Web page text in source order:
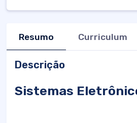
Resumo Curriculum
Descrição
Sistemas